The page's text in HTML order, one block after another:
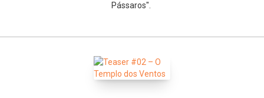
Pássaros".